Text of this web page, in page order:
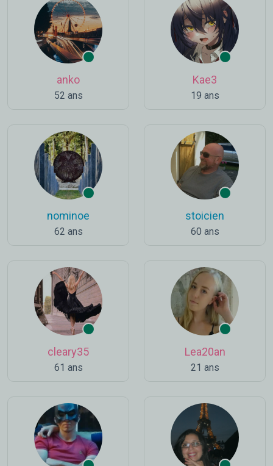
anko
52 ans
Kae3
19 ans
nominoe
62 ans
stoicien
60 ans
cleary35
61 ans
Lea20an
21 ans